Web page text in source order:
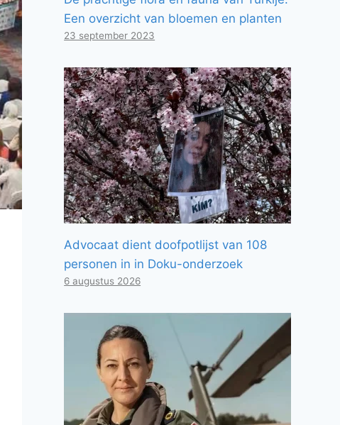
Een overzicht van bloemen en planten
23 september 2023
Advocaat dient doofpotlijst van 108
personen in in Doku-onderzoek
6 augustus 2026